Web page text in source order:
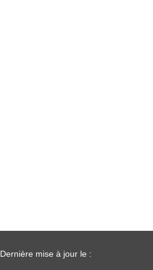
Dernière mise à jour le :